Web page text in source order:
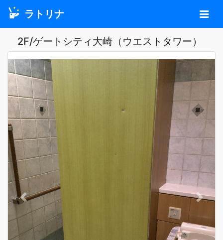
ラトリナ
2F/ゲートシティ大崎（ウエストタワー）
Previous Next